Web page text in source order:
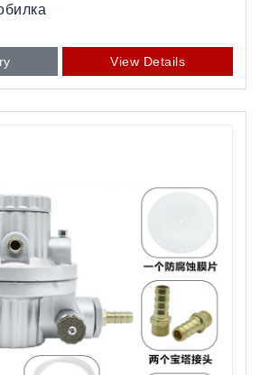
View Details